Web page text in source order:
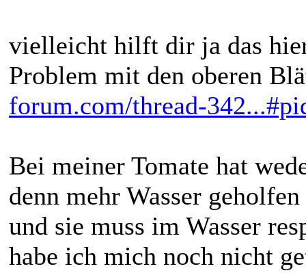
vielleicht hilft dir ja das
Problem mit den oberen
forum.com/thread-
Bei meiner Tomate hat
denn mehr Wasser
und sie muss im Wasser
habe ich mich noch nicht